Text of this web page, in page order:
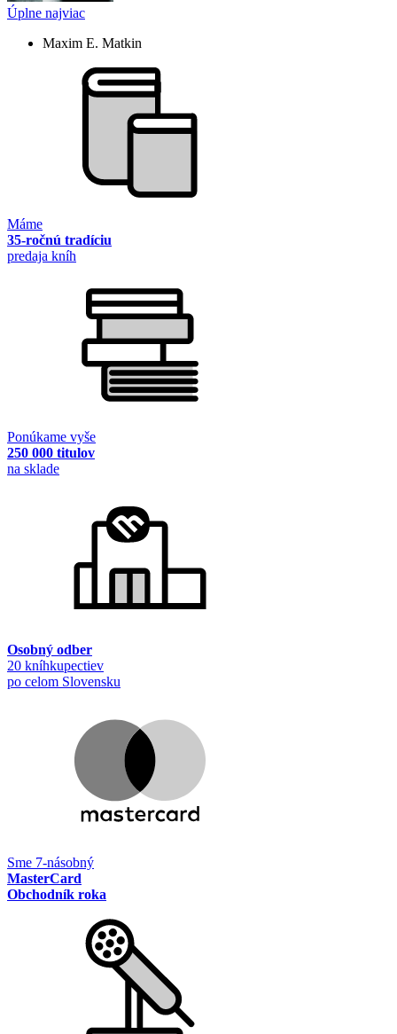
Úplne najviac
Maxim E. Matkin
Máme
35-ročnú tradíciu
predaja kníh
Ponúkame vyše
250 000 titulov
na sklade
Osobný odber
20 kníhkupectiev
po celom Slovensku
Sme 7-násobný
MasterCard
Obchodník roka